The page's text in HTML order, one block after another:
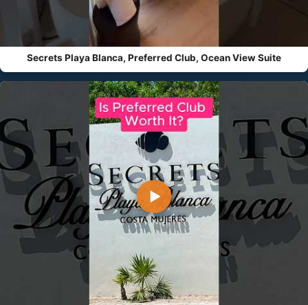
Secrets Playa Blanca, Preferred Club, Ocean View Suite
▶